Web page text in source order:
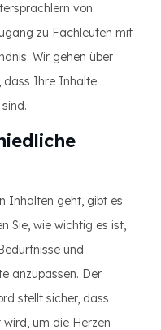
von
zu Fachleuten mit
Wir gehen über
dass Ihre Inhalte
Inhalten geht, gibt es
Sie, wie wichtig es ist,
und
anzupassen. Der
stellt sicher, dass
um die Herzen